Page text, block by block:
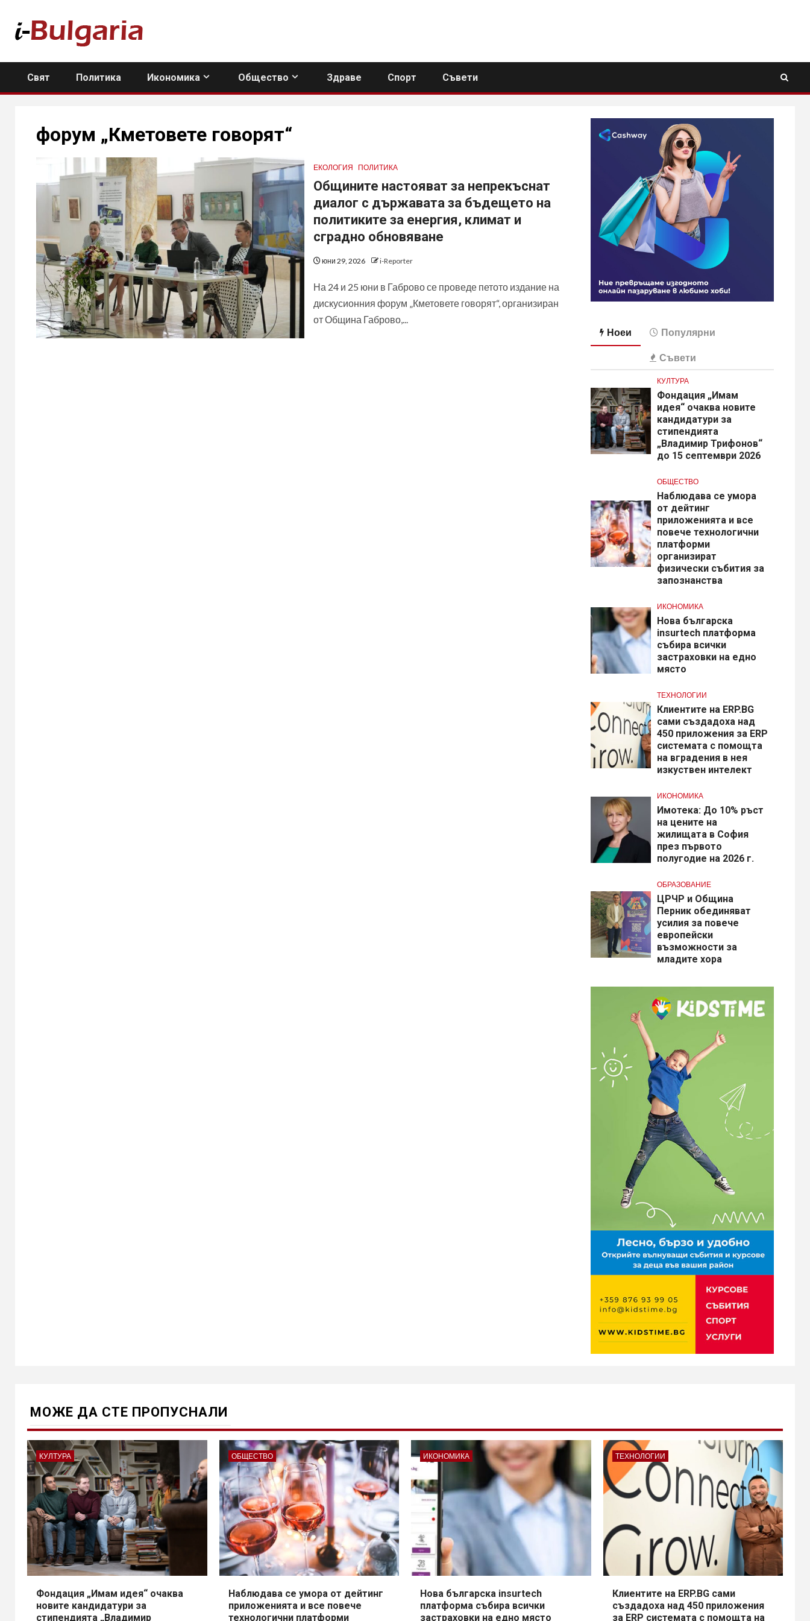
content
Свят Политика Икономика Общество Здраве Спорт Съвети
форум „Кметовете говорят“
ЕКОЛОГИЯ ПОЛИТИКА
Общините настояват за непрекъснат
диалог с държавата за бъдещето на
политиките за енергия, климат и
сградно обновяване
юни 29, 2026 i-Reporter
На 24 и 25 юни в Габрово се проведе петото издание на
дискусионния форум „Кметовете говорят“, организиран
от Община Габрово,...
Ноеи
Популярни
Съвети
КУЛТУРА
Фондация „Имам
идея“ очаква новите
кандидатури за
стипендията
„Владимир Трифонов“
до 15 септември 2026
ОБЩЕСТВО
Наблюдава се умора
от дейтинг
приложенията и все
повече технологични
платформи
организират
физически събития за
запознанства
ИКОНОМИКА
Нова българска
insurtech платформа
събира всички
застраховки на едно
място
ТЕХНОЛОГИИ
Клиентите на ERP.BG
сами създадоха над
450 приложения за ERP
системата с помощта
на вградения в нея
изкуствен интелект
ИКОНОМИКА
Имотека: До 10% ръст
на цените на
жилищата в София
през първото
полугодие на 2026 г.
ОБРАЗОВАНИЕ
​ЦРЧР и Община
Перник обединяват
усилия за повече
европейски
възможности за
младите хора
МОЖE ДА СТЕ ПРОПУСНАЛИ
КУЛТУРА
Фондация „Имам идея“ очаква
новите кандидатури за
стипендията „Владимир
ОБЩЕСТВО
Наблюдава се умора от дейтинг
приложенията и все повече
технологични платформи
ИКОНОМИКА
Нова българска insurtech
платформа събира всички
застраховки на едно място
ТЕХНОЛОГИИ
Клиентите на ERP.BG сами
създадоха над 450 приложения
за ERP системата с помощта на